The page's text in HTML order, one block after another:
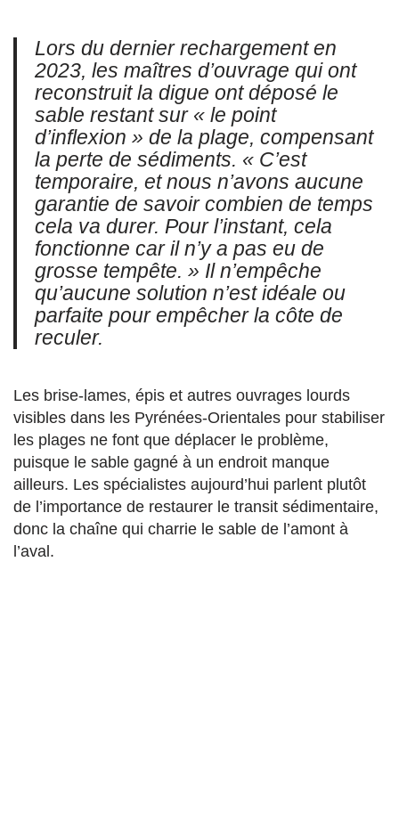
Lors du dernier rechargement en
2023, les maîtres d’ouvrage qui ont
reconstruit la digue ont déposé le
sable restant sur « le point
d’inflexion » de la plage, compensant
la perte de sédiments. « C’est
temporaire, et nous n’avons aucune
garantie de savoir combien de temps
cela va durer. Pour l’instant, cela
fonctionne car il n’y a pas eu de
grosse tempête. » Il n’empêche
qu’aucune solution n’est idéale ou
parfaite pour empêcher la côte de
reculer.
Les brise-lames, épis et autres ouvrages lourds
visibles dans les Pyrénées-Orientales pour stabiliser
les plages ne font que déplacer le problème,
puisque le sable gagné à un endroit manque
ailleurs. Les spécialistes aujourd’hui parlent plutôt
de l’importance de restaurer le transit sédimentaire,
donc la chaîne qui charrie le sable de l’amont à
l’aval.